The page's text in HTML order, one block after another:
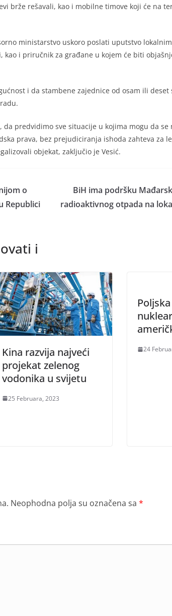
brže rešavali, kao i mobilne timove koji će na
ministarstvo uskoro poslati uputstvo
kao i priručnik za građane u kojem će biti
i da stambene zajednice od osam ili deset
da predvidimo sve situacije u kojima mogu da
prava, bez prejudiciranja ishoda zahteva za
objekat, zaključio je Vesić.
o
Republici
BiH ima podršku
radioaktivnog otpada na
i
Kina razvija najveći
projekat zelenog
vodonika u svijetu
25 Februara, 2023
24
Neophodna polja su označena sa *